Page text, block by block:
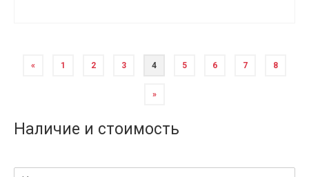
« 1 2 3 4 5 6 7 8
»
Наличие и стоимость